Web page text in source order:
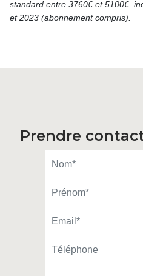
standard entre 3760€ et 5100€.
et 2023 (abonnement compris).
Prendre